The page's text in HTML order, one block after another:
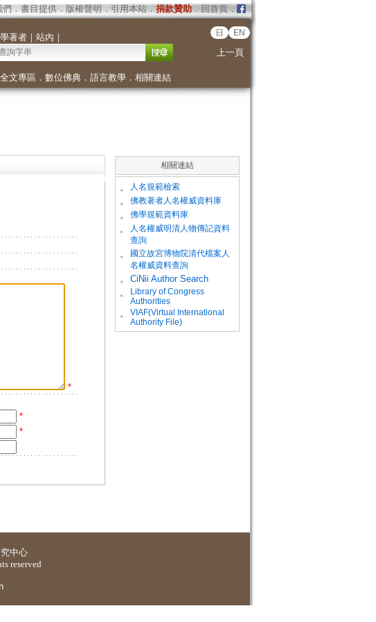
們 ． 書目提供． 版權聲明 ． 引用本站． 捐款贊助．回首頁．
著者｜ 站內 ｜ 日 EN
上一頁
全文專區 ． 數位佛典． 語言教學． 相關連結
*
*
*
相關連結
。 人名規範檢索
。 佛教著者人名權威資料庫
。 佛學規範資料庫
。
人名權威明清人物傳記資料
查詢
。
國立故宮博物院清代檔案人
名權威資料查詢
。
CiNii Author Search
。
Library of Congress
Authorities
。
VIAF(Virtual International
Authority File)
中心
reserved